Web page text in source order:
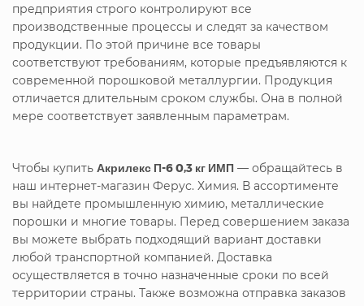
предприятия строго контролируют все
производственные процессы и следят за качеством
продукции. По этой причине все товары
соответствуют требованиям, которые предъявляются к
современной порошковой металлургии. Продукция
отличается длительным сроком службы. Она в полной
мере соответствует заявленным параметрам.
Чтобы купить Акрилекс П-6 0,3 кг ИМП — обращайтесь в
наш интернет-магазин Ферус. Химия. В ассортименте
вы найдете промышленную химию, металлические
порошки и многие товары. Перед совершением заказа
вы можете выбрать подходящий вариант доставки
любой транспортной компанией. Доставка
осуществляется в точно назначенные сроки по всей
территории страны. Также возможна отправка заказов